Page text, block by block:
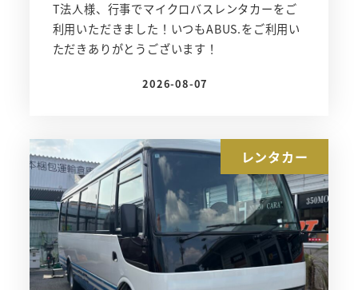
T法人様、行事でマイクロバスレンタカーをご
利用いただきました！いつもABUS.をご利用い
ただきありがとうございます！
投稿日
2026-08-07
レンタカー